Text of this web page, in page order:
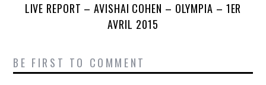
LIVE REPORT – AVISHAI COHEN – OLYMPIA – 1ER
AVRIL 2015
BE FIRST TO COMMENT